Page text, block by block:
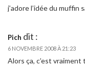
j’adore l’idée du muffin
Pich dit :
6 NOVEMBRE 2008 À 21:23
Alors ça, c’est vraiment